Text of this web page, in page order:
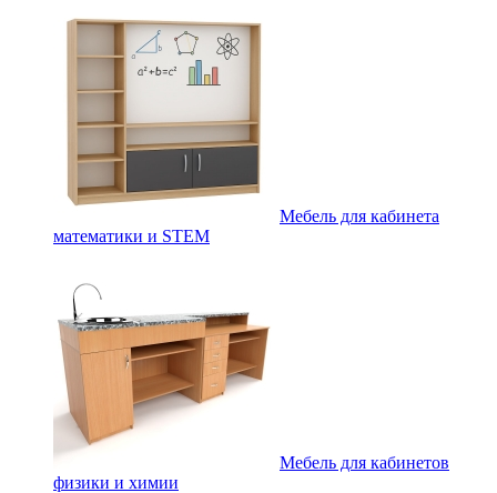
Мебель для кабинета
математики и STEM
Мебель для кабинетов
физики и химии